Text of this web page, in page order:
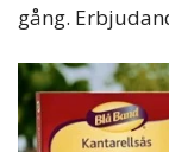
gång.